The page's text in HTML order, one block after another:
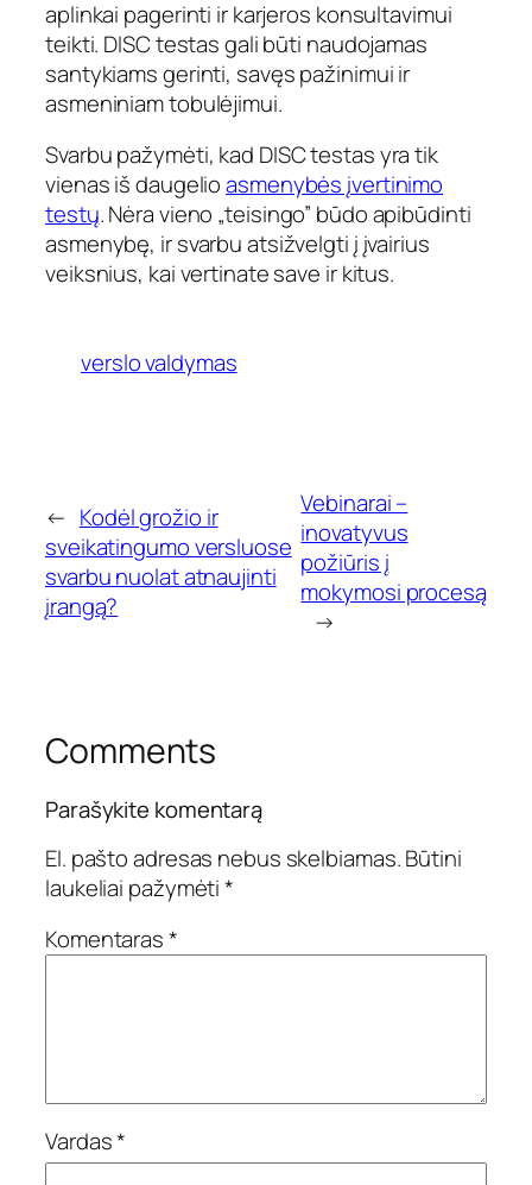
aplinkai pagerinti ir karjeros konsultavimui
teikti. DISC testas gali būti naudojamas
santykiams gerinti, savęs pažinimui ir
asmeniniam tobulėjimui.
Svarbu pažymėti, kad DISC testas yra tik
vienas iš daugelioasmenybės įvertinimo
testų. Nėra vieno „teisingo” būdo apibūdinti
asmenybę, ir svarbu atsižvelgti į įvairius
veiksnius, kai vertinate save ir kitus.
verslo valdymas
← Kodėl grožio ir
sveikatingumo versluose
svarbu nuolat atnaujinti
įrangą?
Vebinarai –
inovatyvus
požiūris į
mokymosi procesą
→
Comments
Parašykite komentarą
El. pašto adresas nebus skelbiamas.Būtini
laukeliai pažymėti*
Komentaras*
Vardas*